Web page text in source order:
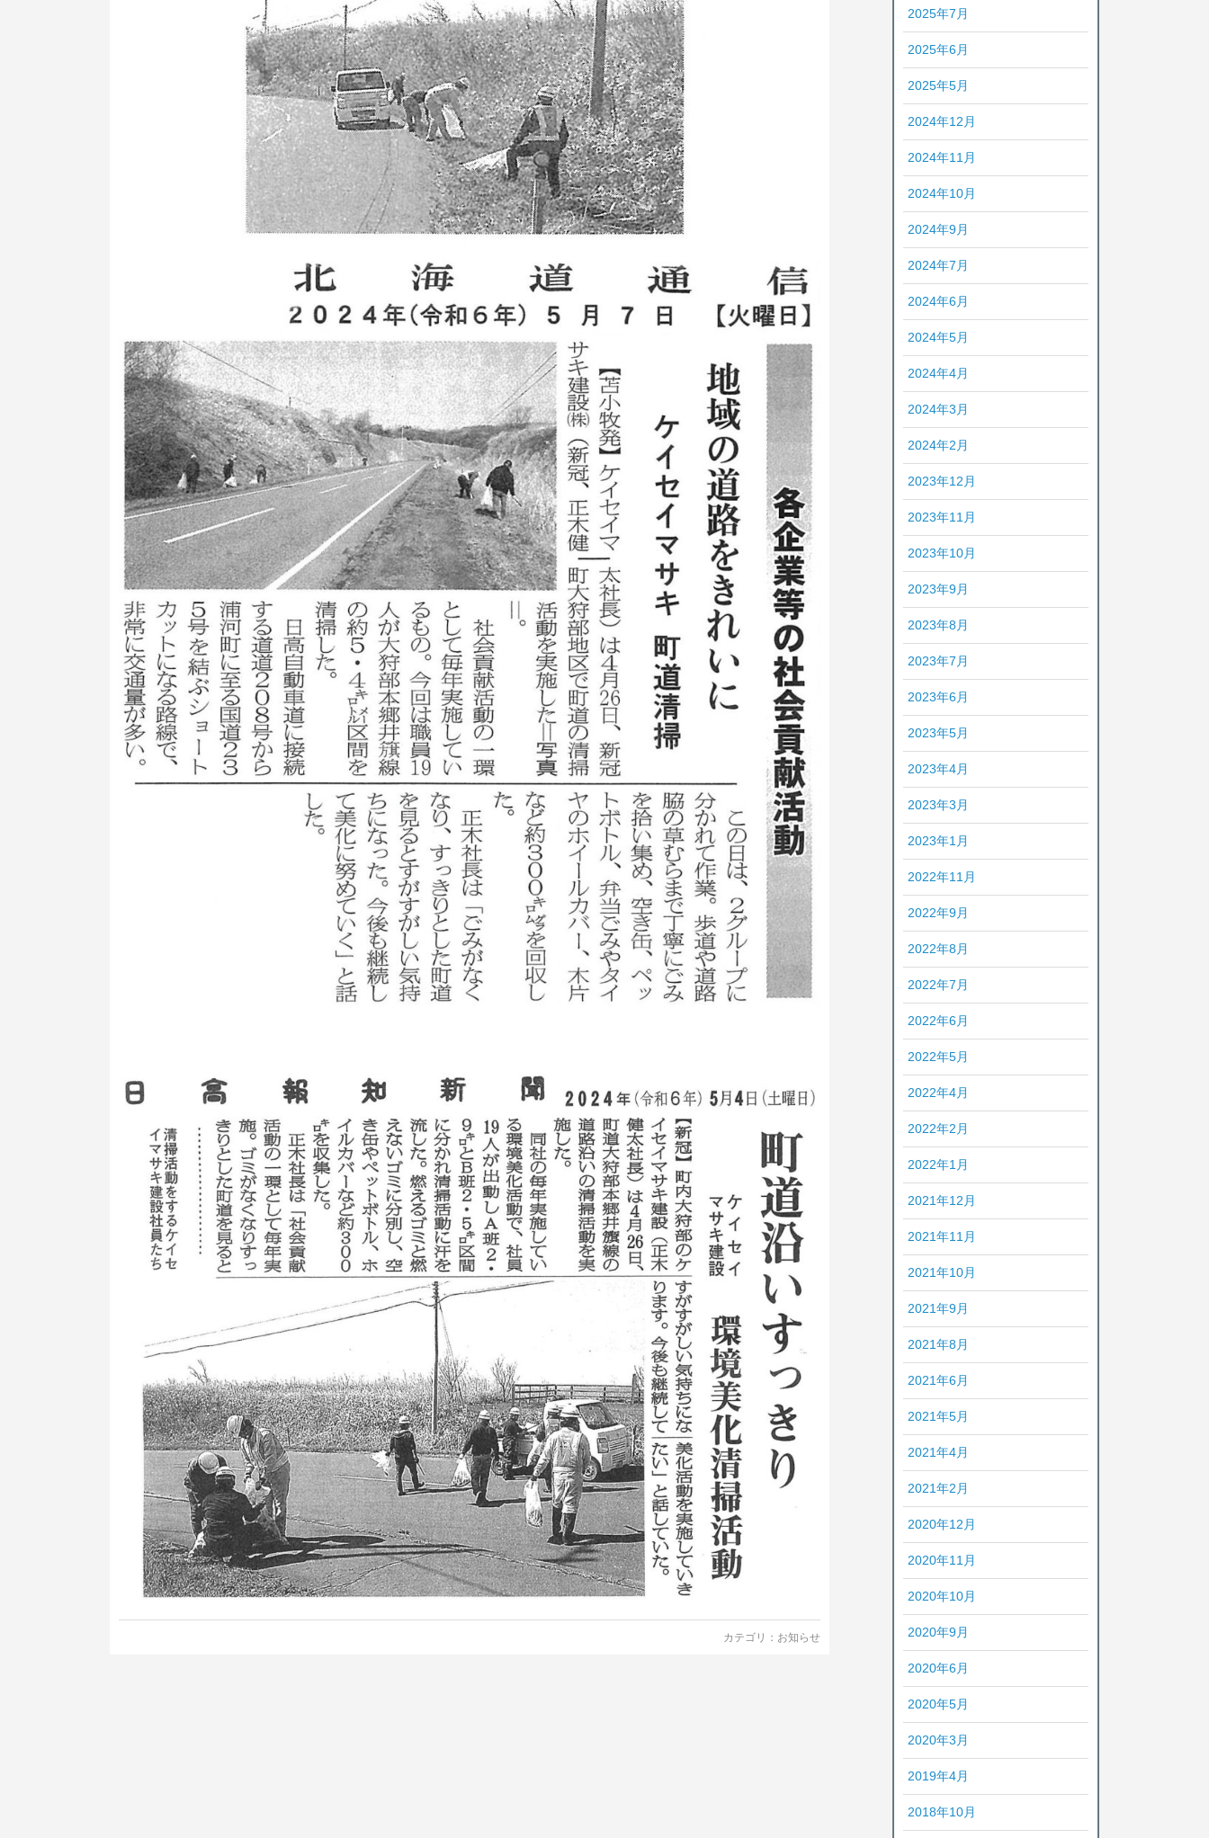
カテゴリ： お知らせ
2025年7月
2025年6月
2025年5月
2024年12月
2024年11月
2024年10月
2024年9月
2024年7月
2024年6月
2024年5月
2024年4月
2024年3月
2024年2月
2023年12月
2023年11月
2023年10月
2023年9月
2023年8月
2023年7月
2023年6月
2023年5月
2023年4月
2023年3月
2023年1月
2022年11月
2022年9月
2022年8月
2022年7月
2022年6月
2022年5月
2022年4月
2022年2月
2022年1月
2021年12月
2021年11月
2021年10月
2021年9月
2021年8月
2021年6月
2021年5月
2021年4月
2021年2月
2020年12月
2020年11月
2020年10月
2020年9月
2020年6月
2020年5月
2020年3月
2019年4月
2018年10月